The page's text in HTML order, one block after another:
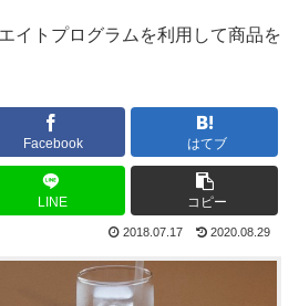
イトプログラムを利用して商品を
Facebook はてブ
LINE コピー
2018.07.17 2020.08.29